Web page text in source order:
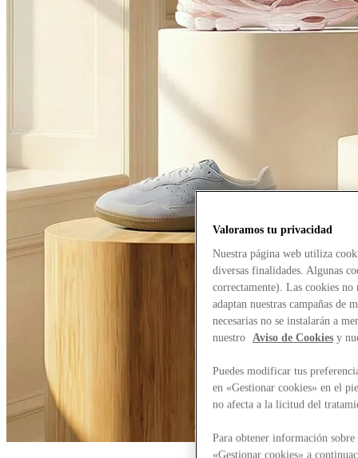
Valoramos tu privacidad
Nuestra página web utiliza
diversas finalidades. Algunas
correctamente). Las cookies no
adaptan nuestras campañas de
necesarias no se instalarán a
nuestro
Aviso de Cookies y
Puedes modificar tus
en «Gestionar cookies» en el
no afecta a la licitud del
Para obtener información
«Gestionar cookies» a